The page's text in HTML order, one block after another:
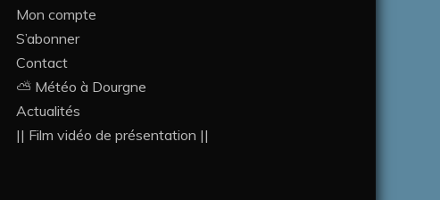
Mon compte
S’abonner
Contact
⛅ Météo à Dourgne
Actualités
|| Film vidéo de présentation ||